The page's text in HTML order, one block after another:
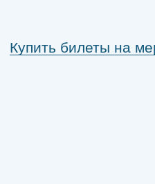
Купить билеты на